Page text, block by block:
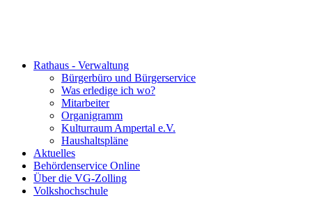
Rathaus - Verwaltung
Bürgerbüro und Bürgerservice
Was erledige ich wo?
Mitarbeiter
Organigramm
Kulturraum Ampertal e.V.
Haushaltspläne
Aktuelles
Behördenservice Online
Über die VG-Zolling
Volkshochschule